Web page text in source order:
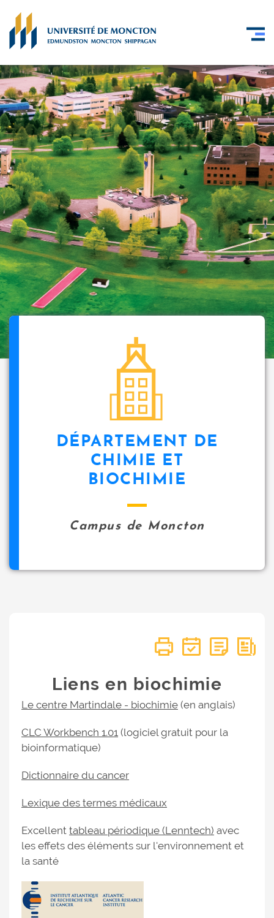
DÉPARTEMENT DE
CHIMIE ET
BIOCHIMIE
Campus de Moncton
Liens en biochimie
Le centre Martindale - biochimie (en anglais)
CLC Workbench 1.01 (logiciel gratuit pour la
bioinformatique)
Dictionnaire du cancer
Lexique des termes médicaux
Excellent tableau périodique (Lenntech) avec
les effets des éléments sur l'environnement et
la santé